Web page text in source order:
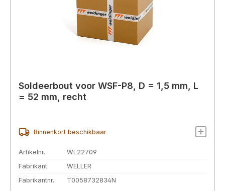
Soldeerbout voor WSF-P8, D = 1,5 mm, L
= 52 mm, recht
Binnenkort beschikbaar
Artikelnr.
WL22709
Fabrikant
WELLER
Fabrikantnr.
T0058732834N